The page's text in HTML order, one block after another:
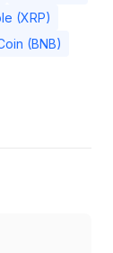
(XRP)
(BNB)